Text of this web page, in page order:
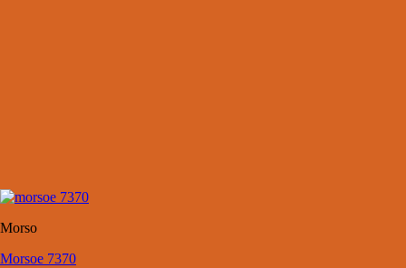
Morso
Morsoe 7370